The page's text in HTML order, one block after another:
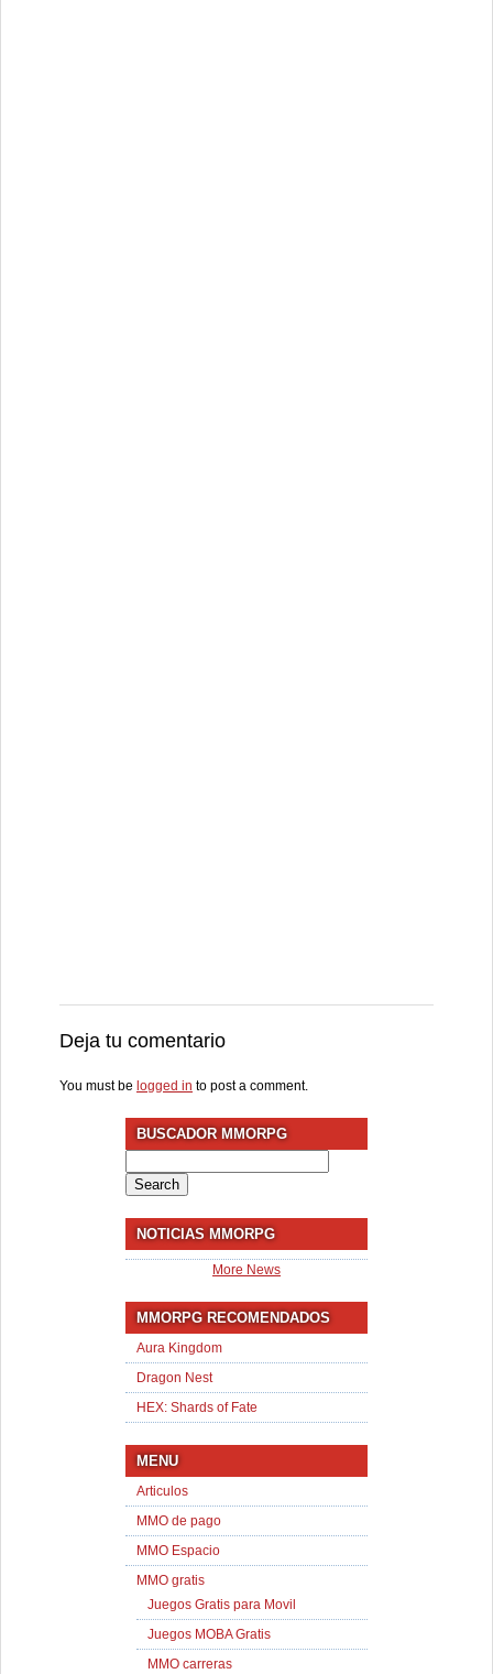
Deja tu comentario
You must be logged in to post a comment.
BUSCADOR MMORPG
for:
NOTICIAS MMORPG
More News
MMORPG RECOMENDADOS
Aura Kingdom
Dragon Nest
HEX: Shards of Fate
MENU
Articulos
MMO de pago
MMO Espacio
MMO gratis
Juegos Gratis para Movil
Juegos MOBA Gratis
MMO carreras